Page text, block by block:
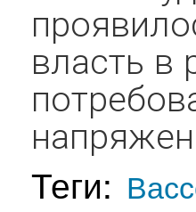
власть
Теги: